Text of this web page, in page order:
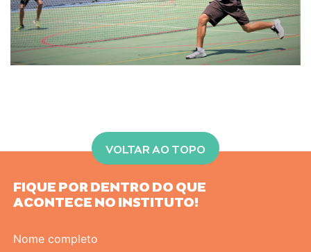
VOLTAR AO TOPO
FIQUE POR DENTRO DO QUE
ACONTECE NO INSTITUTO!
Nome completo